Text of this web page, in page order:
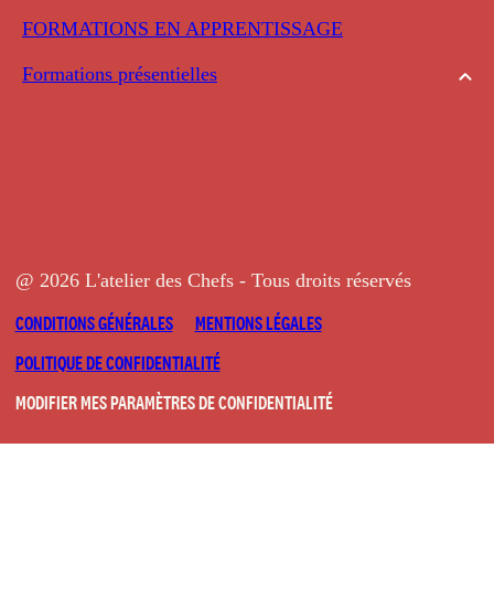
FORMATIONS EN APPRENTISSAGE
Formations présentielles
@ 2026 L'atelier des Chefs - Tous droits réservés
CONDITIONS GÉNÉRALES
MENTIONS LÉGALES
POLITIQUE DE CONFIDENTIALITÉ
MODIFIER MES PARAMÈTRES DE CONFIDENTIALITÉ